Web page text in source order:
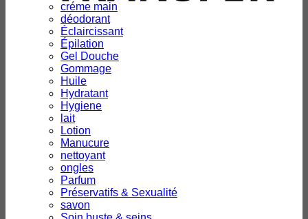
créme main
déodorant
Éclaircissant
Épilation
Gel Douche
Gommage
Huile
Hydratant
Hygiene
lait
Lotion
Manucure
nettoyant
ongles
Parfum
Préservatifs & Sexualité
savon